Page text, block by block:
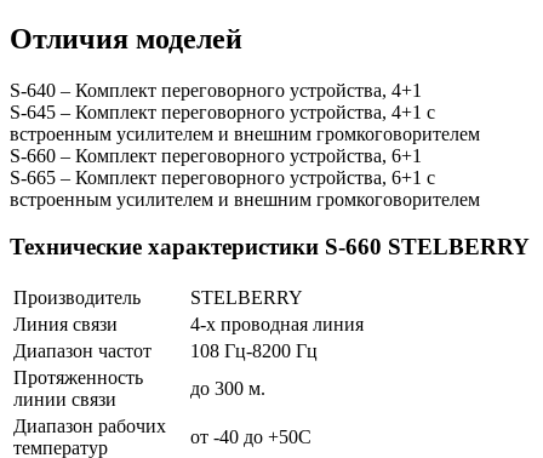
Отличия моделей
S-640 – Комплект переговорного устройства, 4+1
S-645 – Комплект переговорного устройства, 4+1 с
встроенным усилителем и внешним громкоговорителем
S-660 – Комплект переговорного устройства, 6+1
S-665 – Комплект переговорного устройства, 6+1 с
встроенным усилителем и внешним громкоговорителем
Технические характеристики S-660 STELBERRY
Производитель
STELBERRY
Линия связи
4-х проводная линия
Диапазон частот
108 Гц-8200 Гц
Протяженность
линии связи
до 300 м.
Диапазон рабочих
температур
от -40 до +50С